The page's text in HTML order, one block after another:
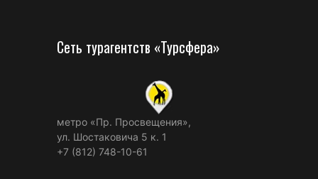
Сеть турагентств «Турсфера»
метро «Пр. Просвещения»,
ул. Шостаковича 5 к. 1
+7 (812) 748-10-61